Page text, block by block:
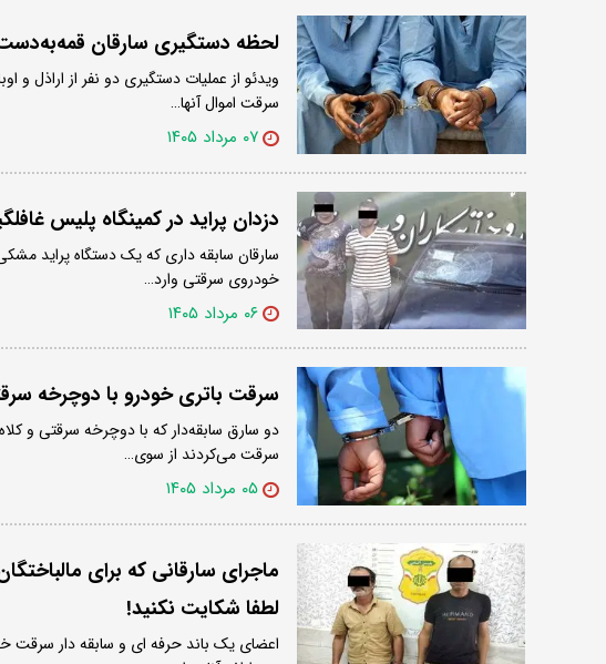
لحظه دستگیری سارقان
ویدئو از عملیات دستگیری دو نفر از اراذل و
سرقت اموال آنها…
۰۷ مرداد ۱۴۰۵
دزدان پراید در کمینگاه پلیس
سارقان سابقه داری که یک دستگاه پراید
خودروی سرقتی وارد…
۰۶ مرداد ۱۴۰۵
سرقت باتری خودرو با دوچرخه
دو سارق سابقه‌دار که با دوچرخه سرقتی و
سرقت می‌کردند از سوی…
۰۵ مرداد ۱۴۰۵
ماجرای سارقانی که برای
لطفا شکایت نکنید!
اعضای یک باند حرفه ای و سابقه دار سرقت